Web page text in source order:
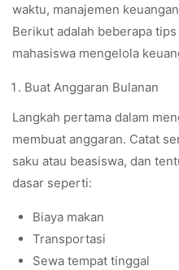
waktu, manajemen
Berikut adalah beberapa
mahasiswa mengelola
Buat Anggaran Bulanan
Langkah pertama dalam
membuat anggaran. Catat
saku atau beasiswa, dan
dasar seperti:
Biaya makan
Transportasi
Sewa tempat tinggal